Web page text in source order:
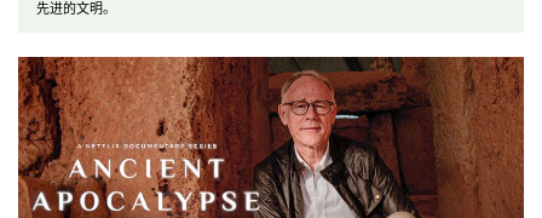
先进的文明。